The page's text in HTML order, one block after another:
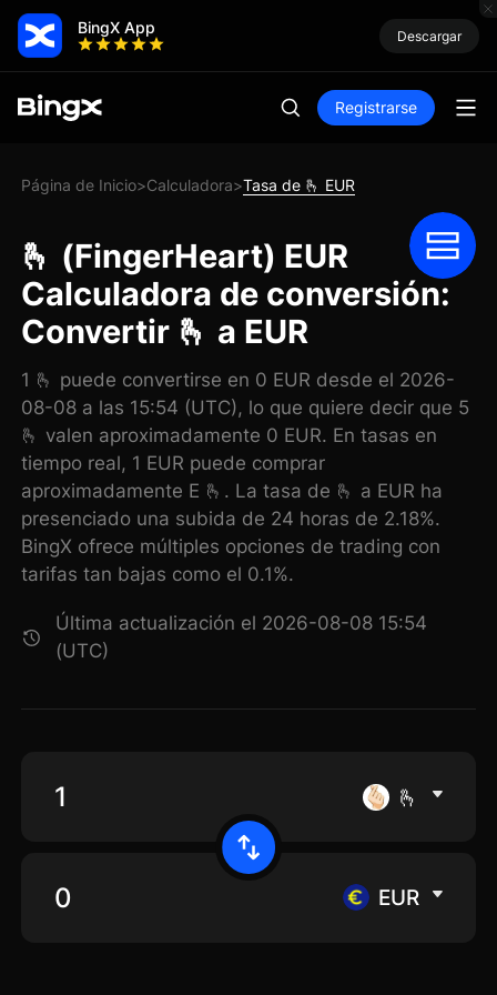
BingX App Descargar
Registrarse
Página de Inicio>Calculadora>Tasa de 🫰 EUR
🫰 (FingerHeart) EUR
Calculadora de conversión:
Convertir 🫰 a EUR
1 🫰 puede convertirse en 0 EUR desde el 2026-
08-08 a las 15:54 (UTC), lo que quiere decir que 5
🫰 valen aproximadamente 0 EUR. En tasas en
tiempo real, 1 EUR puede comprar
aproximadamente E 🫰. La tasa de 🫰 a EUR ha
presenciado una subida de 24 horas de 2.18%.
BingX ofrece múltiples opciones de trading con
tarifas tan bajas como el 0.1%.
Última actualización el 2026-08-08 15:54
(UTC)
🫰
EUR